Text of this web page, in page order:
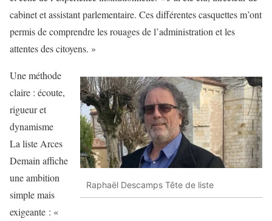
cabinet et assistant parlementaire. Ces différentes casquettes m’ont
permis de comprendre les rouages de l’administration et les
attentes des citoyens. »
Raphaël Descamps Tête de liste
Une méthode
claire : écoute,
rigueur et
dynamisme
La liste Arces
Demain affiche
une ambition
simple mais
exigeante : «